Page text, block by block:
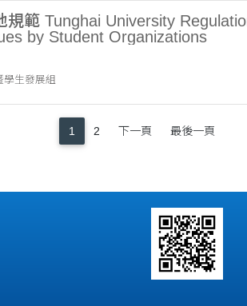
範 Tunghai University
by Student Organizations
學生發展組
1 2 下一頁 最後一頁